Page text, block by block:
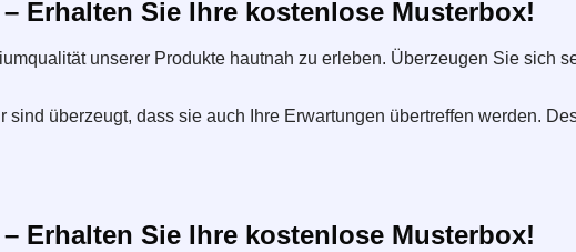
Erhalten Sie Ihre kostenlose Musterbox!
unserer Produkte hautnah zu erleben. Überzeugen Sie sich
überzeugt, dass sie auch Ihre Erwartungen übertreffen werden.
Erhalten Sie Ihre kostenlose Musterbox!